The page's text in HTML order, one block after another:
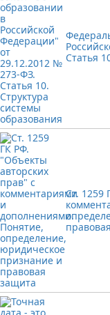
Статья
Ст. 1259